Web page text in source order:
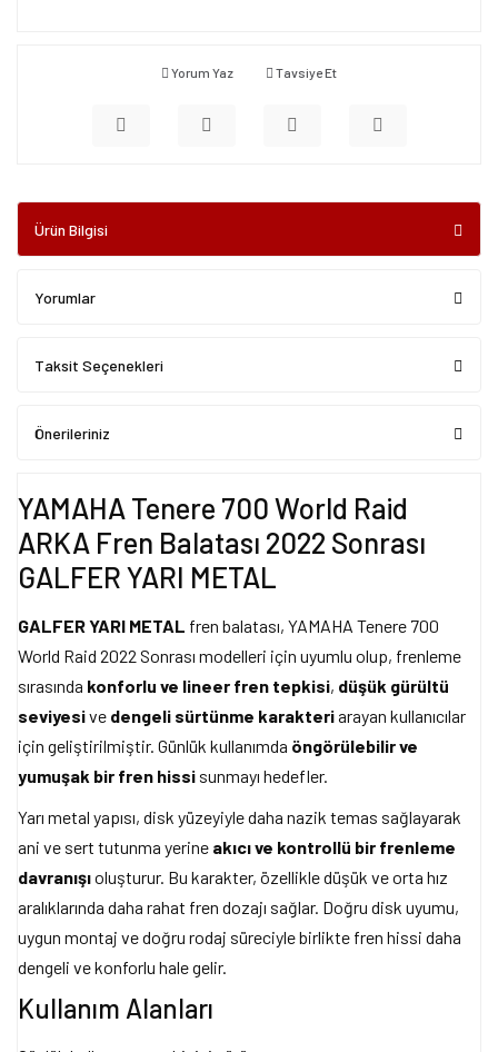
Yorum Yaz Tavsiye Et
Ürün Bilgisi
Yorumlar
Taksit Seçenekleri
Önerileriniz
YAMAHA Tenere 700 World Raid
ARKA Fren Balatası 2022 Sonrası
GALFER YARI METAL
GALFER YARI METAL fren balatası, YAMAHA Tenere 700
World Raid 2022 Sonrası modelleri için uyumlu olup, frenleme
sırasında konforlu ve lineer fren tepkisi, düşük gürültü
seviyesive dengeli sürtünme karakteriarayan kullanıcılar
için geliştirilmiştir. Günlük kullanımda öngörülebilir ve
yumuşak bir fren hissi sunmayı hedefler.
Yarı metal yapısı, disk yüzeyiyle daha nazik temas sağlayarak
ani ve sert tutunma yerine akıcı ve kontrollü bir frenleme
davranışıoluşturur. Bu karakter, özellikle düşük ve orta hız
aralıklarında daha rahat fren dozajı sağlar. Doğru disk uyumu,
uygun montaj ve doğru rodaj süreciyle birlikte fren hissi daha
dengeli ve konforlu hale gelir.
Kullanım Alanları